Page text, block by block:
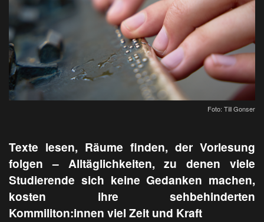
Foto: Till Gonser
Texte lesen, Räume finden, der Vorlesung
folgen – Alltäglichkeiten, zu denen viele
Studierende sich keine Gedanken machen,
kosten ihre sehbehinderten
Kommiliton:innen viel Zeit und Kraft